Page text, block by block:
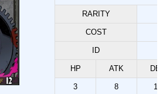
RARITY
COST
ID
HP ATK
3 8 12